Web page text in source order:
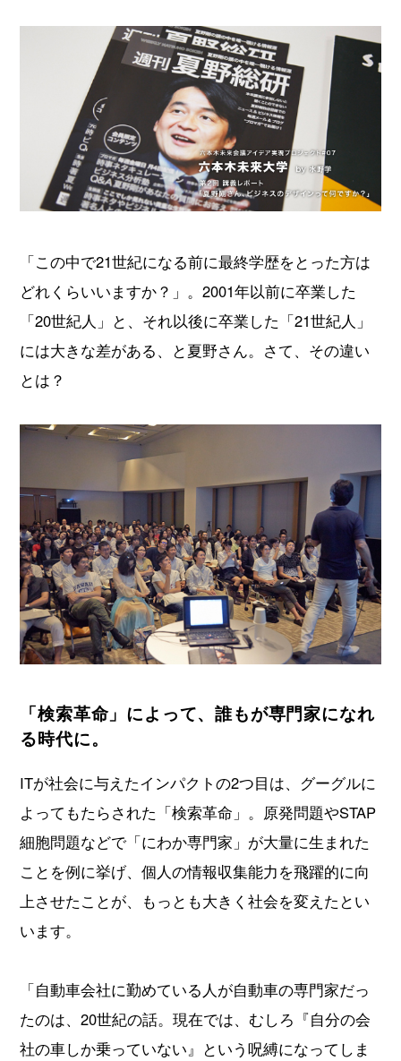
「この中で21世紀になる前に最終学歴をとった方は
どれくらいいますか？」。2001年以前に卒業した
「20世紀人」と、それ以後に卒業した「21世紀人」
には大きな差がある、と夏野さん。さて、その違い
とは？
「検索革命」によって、誰もが専門家になれ
る時代に。
ITが社会に与えたインパクトの2つ目は、グーグルに
よってもたらされた「検索革命」。原発問題やSTAP
細胞問題などで「にわか専門家」が大量に生まれた
ことを例に挙げ、個人の情報収集能力を飛躍的に向
上させたことが、もっとも大きく社会を変えたとい
います。
「自動車会社に勤めている人が自動車の専門家だっ
たのは、20世紀の話。現在では、むしろ『自分の会
社の車しか乗っていない』という呪縛になってしま